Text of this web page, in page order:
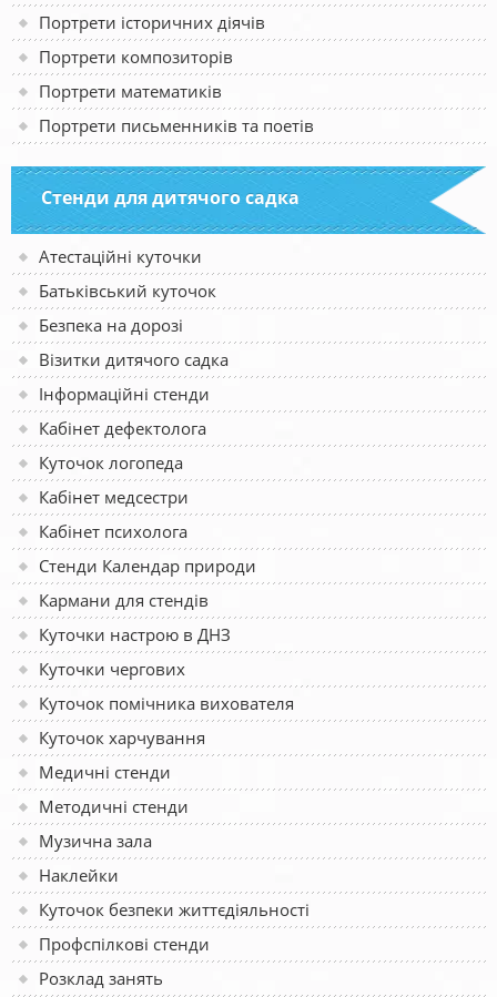
Портрети історичних діячів
Портрети композиторів
Портрети математиків
Портрети письменників та поетів
Стенди для дитячого садка
Атестаційні куточки
Батьківський куточок
Безпека на дорозі
Візитки дитячого садка
Інформаційні стенди
Кабінет дефектолога
Куточок логопеда
Кабінет медсестри
Кабінет психолога
Стенди Календар природи
Кармани для стендів
Куточки настрою в ДНЗ
Куточки чергових
Куточок помічника вихователя
Куточок харчування
Медичні стенди
Методичні стенди
Музична зала
Наклейки
Куточок безпеки життєдіяльності
Профспілкові стенди
Розклад занять